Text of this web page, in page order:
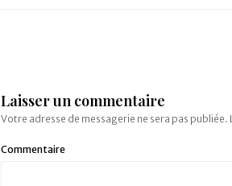
Laisser un commentaire
Votre adresse de messagerie ne sera pas publiée.
Commentaire